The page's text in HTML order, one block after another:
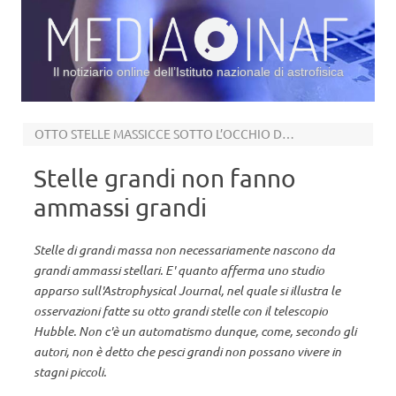
Il notiziario online dell’Istituto nazionale di astrofisica
OTTO STELLE MASSICCE SOTTO L’OCCHIO DI HUBBLE
Stelle grandi non fanno
ammassi grandi
Stelle di grandi massa non necessariamente nascono da
grandi ammassi stellari. E' quanto afferma uno studio
apparso sull'Astrophysical Journal, nel quale si illustra le
osservazioni fatte su otto grandi stelle con il telescopio
Hubble. Non c'è un automatismo dunque, come, secondo gli
autori, non è detto che pesci grandi non possano vivere in
stagni piccoli.